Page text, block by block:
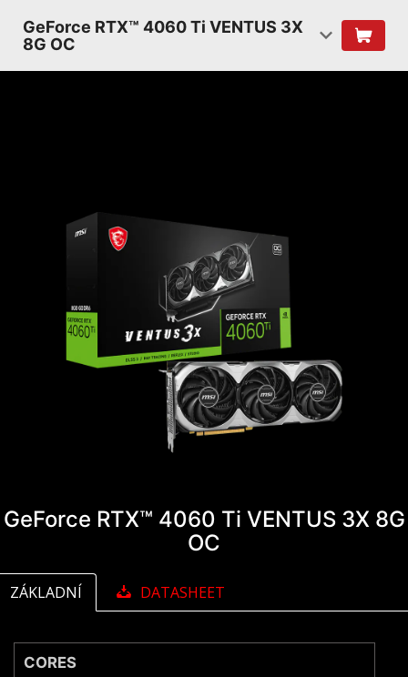
GeForce RTX™ 4060 Ti VENTUS 3X
8G OC
GeForce RTX™ 4060 Ti VENTUS 3X 8G
OC
ZÁKLADNÍ DATASHEET
CORES